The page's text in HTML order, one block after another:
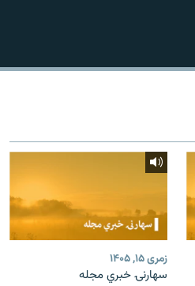
پاڼې
زمری ۱۵, ۱۴۰۵
سهارنۍ خبري مجله